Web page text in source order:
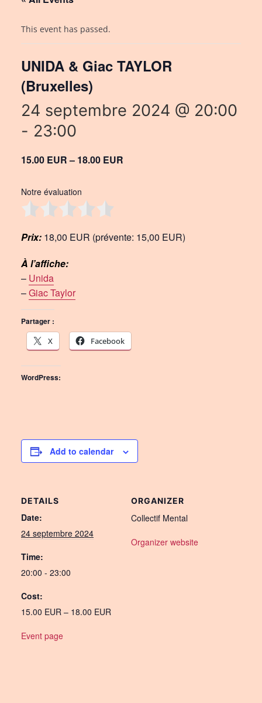
This event has passed.
UNIDA & Giac TAYLOR
(Bruxelles)
24 septembre 2024 @ 20:00
- 23:00
15.00 EUR – 18.00 EUR
Notre évaluation
Prix: 18,00 EUR (prévente: 15,00 EUR)
À l’affiche:
– Unida
–Giac Taylor
Partager :
X
Facebook
WordPress:
Add to calendar
DETAILS
Date:
24 septembre 2024
Time:
20:00 - 23:00
Cost:
15.00 EUR – 18.00 EUR
Event page
ORGANIZER
Collectif Mental
Organizer website